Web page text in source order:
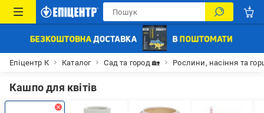
Епіцентр К Каталог Сад та город 🏡 Рослини, насіння та
Кашпо для квітів